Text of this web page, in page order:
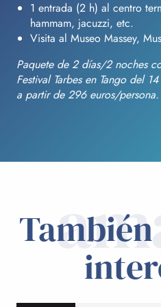
1 entrada (2 h) al centro
hammam, jacuzzi, etc.
Visita al Museo Massey,
Paquete de 2 días/2 noches
Festival Tarbes en Tango del
a partir de 296 euros/persona.